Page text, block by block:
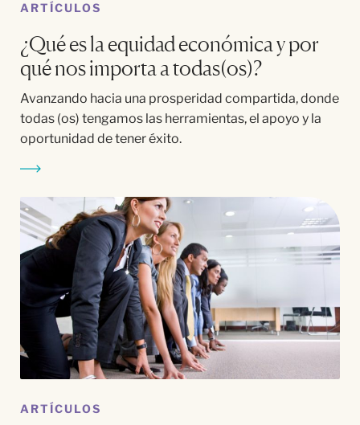
ARTÍCULOS
¿Qué es la equidad económica y por
qué nos importa a todas(os)?
Avanzando hacia una prosperidad compartida, donde
todas (os) tengamos las herramientas, el apoyo y la
oportunidad de tener éxito.
ARTÍCULOS